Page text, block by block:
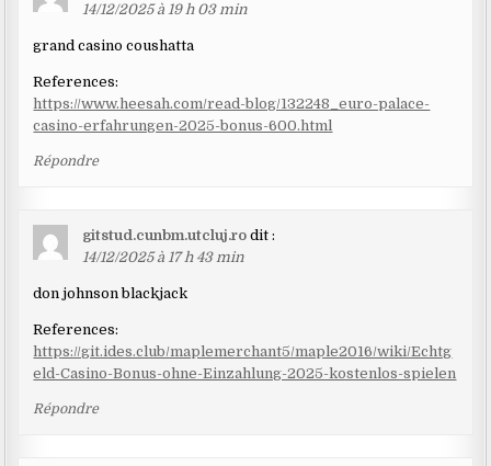
14/12/2025 à 19 h 03 min
grand casino coushatta
References:
https://www.heesah.com/read-blog/132248_euro-palace-
casino-erfahrungen-2025-bonus-600.html
Répondre
gitstud.cunbm.utcluj.ro dit :
14/12/2025 à 17 h 43 min
don johnson blackjack
References:
https://git.ides.club/maplemerchant5/maple2016/wiki/Echtg
eld-Casino-Bonus-ohne-Einzahlung-2025-kostenlos-spielen
Répondre